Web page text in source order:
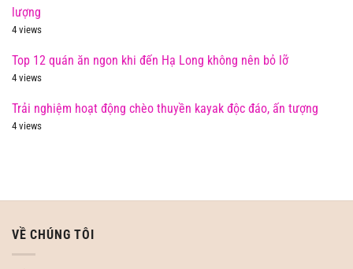
lượng
4 views
Top 12 quán ăn ngon khi đến Hạ Long không nên bỏ lỡ
4 views
Trải nghiệm hoạt động chèo thuyền kayak độc đáo, ấn tượng
4 views
VỀ CHÚNG TÔI